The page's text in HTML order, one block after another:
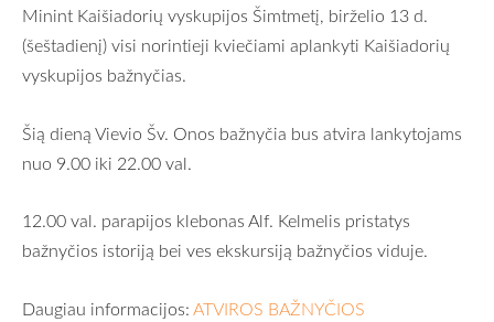
Minint Kaišiadorių vyskupijos Šimtmetį, birželio 13 d.
(šeštadienį) visi norintieji kviečiami aplankyti Kaišiadorių
vyskupijos bažnyčias.
Šią dieną Vievio Šv. Onos bažnyčia bus atvira lankytojams
nuo 9.00 iki 22.00 val.
12.00 val. parapijos klebonas Alf. Kelmelis pristatys
bažnyčios istoriją bei ves ekskursiją bažnyčios viduje.
Daugiau informacijos:ATVIROS BAŽNYČIOS